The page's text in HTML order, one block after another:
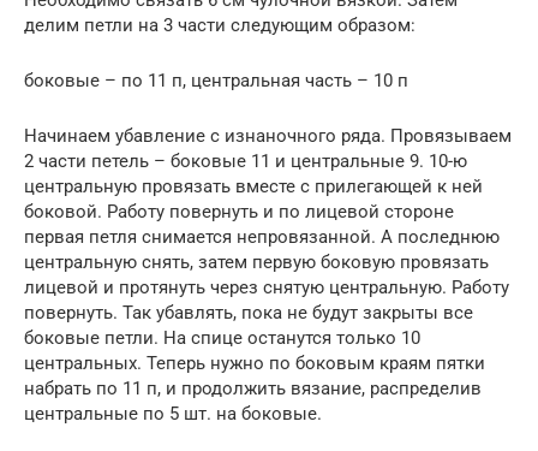
делим петли на 3 части следующим образом:
боковые – по 11 п, центральная часть – 10 п
Начинаем убавление с изнаночного ряда. Провязываем
2 части петель – боковые 11 и центральные 9. 10-ю
центральную провязать вместе с прилегающей к ней
боковой. Работу повернуть и по лицевой стороне
первая петля снимается непровязанной. А последнюю
центральную снять, затем первую боковую провязать
лицевой и протянуть через снятую центральную. Работу
повернуть. Так убавлять, пока не будут закрыты все
боковые петли. На спице останутся только 10
центральных. Теперь нужно по боковым краям пятки
набрать по 11 п, и продолжить вязание, распределив
центральные по 5 шт. на боковые.